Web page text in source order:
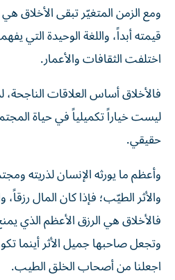
ومع الزمن المتغيّر تبقى الأخلاق
قيمته أبداً، واللغة الوحيدة التي
اختلفت الثقافات والأعمار.
فالأخلاق أساس العلاقات الناجحة،
ليست خياراً تكميلياً في حياة
حقيقي.
وأعظم ما يورثه الإنسان لذريته
والأثر الطيّب؛ فإذا كان المال رزقاً،
فالأخلاق هي الرزق الأعظم الذي
وتجعل صاحبها جميل الأثر أينما
اجعلنا من أصحاب الخلق الطيب.